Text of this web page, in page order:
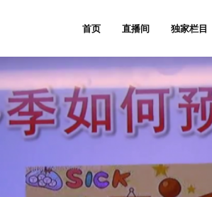
首页 直播间 独家栏目